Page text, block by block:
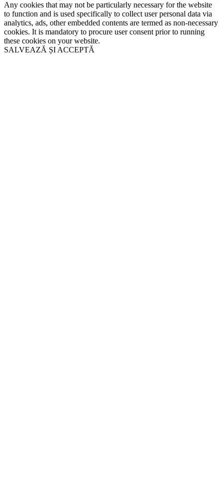
Any cookies that may not be particularly necessary for the website
to function and is used specifically to collect user personal data via
analytics, ads, other embedded contents are termed as non-necessary
cookies. It is mandatory to procure user consent prior to running
these cookies on your website.
SALVEAZĂ ȘI ACCEPTĂ